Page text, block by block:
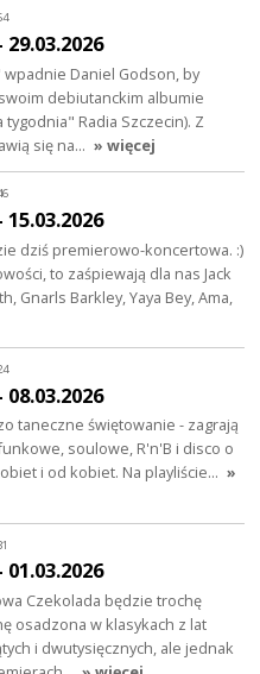
Daniel Godson, by
debiutanckim albumie
tygodnia" Radia Szczecin). Z
się na… » więcej
dziś premierowo-koncertowa. :)
to zaśpiewają dla nas Jack
Gnarls Barkley, Yaya Bey, Ama,
taneczne świętowanie - zagrają
soulowe, R'n'B i disco o
i od kobiet. Na playliście… »
Czekolada będzie trochę
osadzona w klasykach z lat
i dwutysięcznych, ale jednak